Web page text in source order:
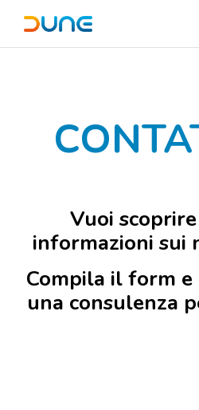
Vuoi
informazioni sui
Compila il form
una consulenza